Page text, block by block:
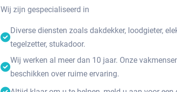
Wij zijn gespecialiseerd in
Diverse diensten zoals dakdekker, loodgieter,
tegelzetter, stukadoor.
Wij werken al meer dan 10 jaar. Onze
beschikken over ruime ervaring.